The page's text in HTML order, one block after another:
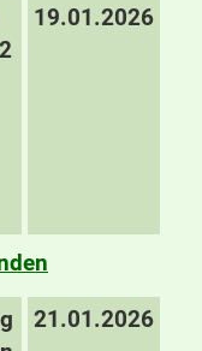
19.01.2026
21.01.2026